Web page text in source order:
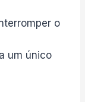
o
um único